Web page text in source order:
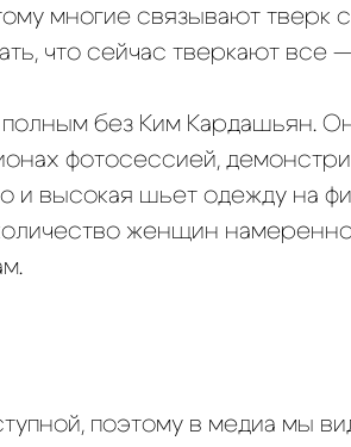
многие связывают
что сейчас тверкают
без Ким Кардашьян.
фотосессией,
и высокая шьет одежду на
женщин
поэтому в медиа мы